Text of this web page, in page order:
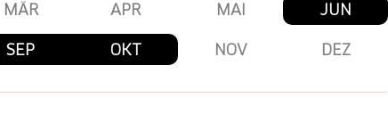
MÄR APR MAI JUN
SEP OKT NOV DEZ